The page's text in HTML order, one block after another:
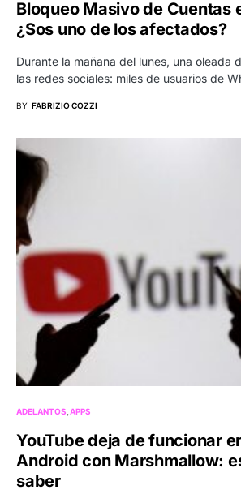
Bloqueo Masivo de Cuentas
¿Sos uno de los afectados?
Durante la mañana del lunes, una oleada
las redes sociales: miles de usuarios de
BY FABRIZIO COZZI
ADELANTOS APPS
YouTube deja de funcionar
Android con Marshmallow:
saber